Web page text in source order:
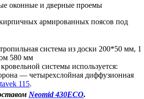
оконные и дверные проемы
армированных поясов под
система из доски 200*50 мм, 1
580 мм
системы используется:
— четырехслойная диффузионная
115.
Neomid 430ECO.